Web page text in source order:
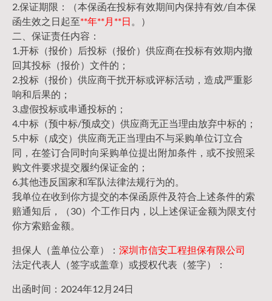
2.保证期限：（本保函在投标有效期间内保持有效/自本保
函生效之日起至**年**月**日 。）
二、保证责任内容：
1.开标（报价）后投标（报价）供应商在投标有效期内撤
回其投标（报价）文件的；
2.投标（报价）供应商干扰开标或评标活动，造成严重影
响和后果的；
3.虚假投标或串通投标的；
4.中标（预中标/预成交）供应商无正当理由放弃中标的；
5.中标（成交）供应商无正当理由不与采购单位订立合
同，在签订合同时向采购单位提出附加条件，或不按照采
购文件要求提交履约保证金的；
6.其他违反国家和军队法律法规行为的。
我单位在收到你方提交的本保函原件及符合上述条件的索
赔通知后，（30）个工作日内，以上述保证金额为限支付
你方索赔金额。
担保人（盖单位公章）： 深圳市信安工程担保有限公司
法定代表人（签字或盖章）或授权代表（签字）：
出函时间：2024年12月24日